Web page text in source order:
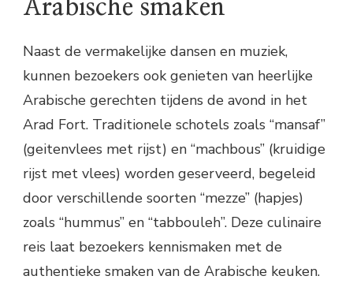
Arabische smaken
Naast de vermakelijke dansen en muziek,
kunnen bezoekers ook genieten van heerlijke
Arabische gerechten tijdens de avond in het
Arad Fort. Traditionele schotels zoals “mansaf”
(geitenvlees met rijst) en “machbous” (kruidige
rijst met vlees) worden geserveerd, begeleid
door verschillende soorten “mezze” (hapjes)
zoals “hummus” en “tabbouleh”. Deze culinaire
reis laat bezoekers kennismaken met de
authentieke smaken van de Arabische keuken.